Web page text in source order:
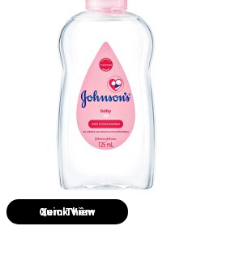
Quick View